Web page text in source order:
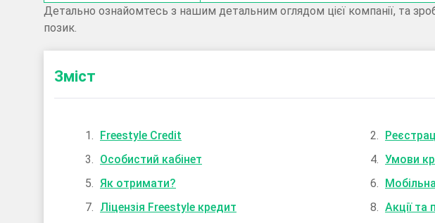
Детально ознайомтесь з нашим детальним оглядом цієї компанії, та
позик.
Зміст
Freestyle Credit
Особистий кабінет
Умови
Як отримати?
Ліцензія Freestyle кредит
Акції та